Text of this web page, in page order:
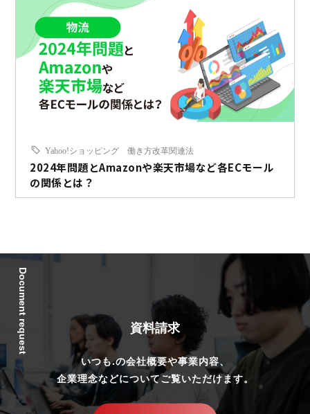
Yahoo!ショッピング 働き方改革関連法
2024年問題とAmazonや楽天市場など各ECモール
の関係とは？
Document request 資料請求
いつも.の会社概要や事業内容、
企業理念などについてご覧いただけます。